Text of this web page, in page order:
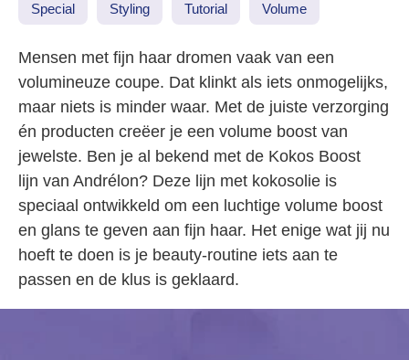
Special Styling Tutorial Volume
Mensen met fijn haar dromen vaak van een
volumineuze coupe. Dat klinkt als iets onmogelijks,
maar niets is minder waar. Met de juiste verzorging
én producten creëer je een volume boost van
jewelste. Ben je al bekend met de Kokos Boost
lijn van Andrélon? Deze lijn met kokosolie is
speciaal ontwikkeld om een luchtige volume boost
en glans te geven aan fijn haar. Het enige wat jij nu
hoeft te doen is je beauty-routine iets aan te
passen en de klus is geklaard.